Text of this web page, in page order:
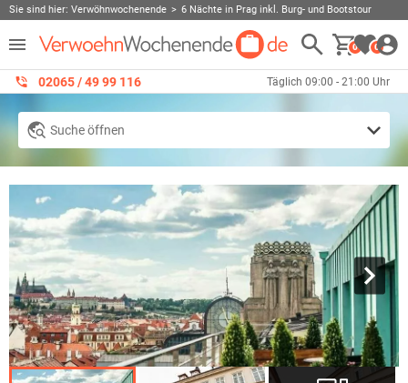
Sie sind hier: Verwöhnwochenende 6 Nächte in Prag inkl. Burg- und Bootstour
0 0
02065 / 49 ‌99 116 Täglich 09:00 - 21:00 Uhr
Suche öffnen